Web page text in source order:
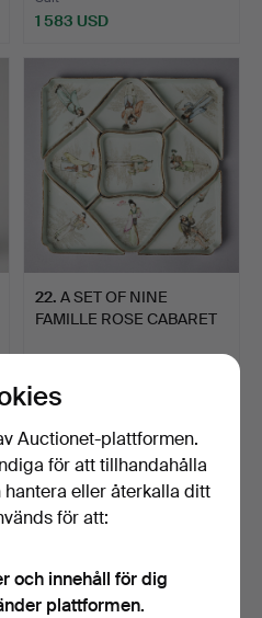
1 583 USD
22. A SET OF NINE
FAMILLE ROSE CABARET
844 USD
Auctionet-plattformen.
för att tillhandahålla
eller återkalla ditt
för att:
och innehåll för dig
plattformen.